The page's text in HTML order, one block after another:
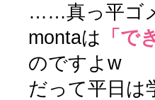
……真っ平ゴ
montaは 「で
のですよw
だって平日は